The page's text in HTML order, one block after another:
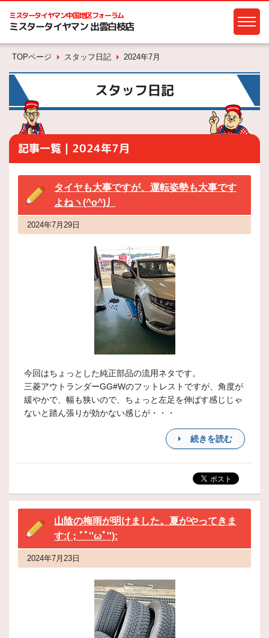
ミスタータイヤマン中国地区フォーラム
ミスタータイヤマン 出雲白枝店
TOPページ スタッフ日記 2024年7月
スタッフ日記
記事一覧｜2024年7月
タイヤも大事ですが、運転姿勢も大事です
よねヽ(^o^)丿
2024年7月29日
今回はちょっとした純正部品の流用ネタです。
三菱アウトランダーGG#Wのフットレストですが、角度が
緩やかで、幅も狭いので、ちょっと左足を伸ばす感じじゃ
ないと踏ん張りが効かない感じが・・・
続きを読む
山陰の梅雨が明けました。夏がやってきま
す:(；ﾞﾟ''ωﾟ''):
2024年7月23日